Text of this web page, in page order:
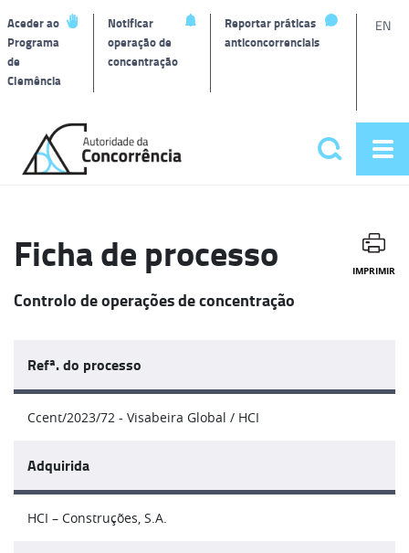
Aceder ao
Programa
de
Clemência
Notificar
operação de
concentração
Reportar práticas
anticoncorrenciais
EN
Página
inicial
Pesquisar
Ficha de processo IMPRIMIR
Controlo de operações de concentração
Refª. do processo
Ccent/2023/72 - Visabeira Global / HCI
Adquirida
HCI – Construções, S.A.